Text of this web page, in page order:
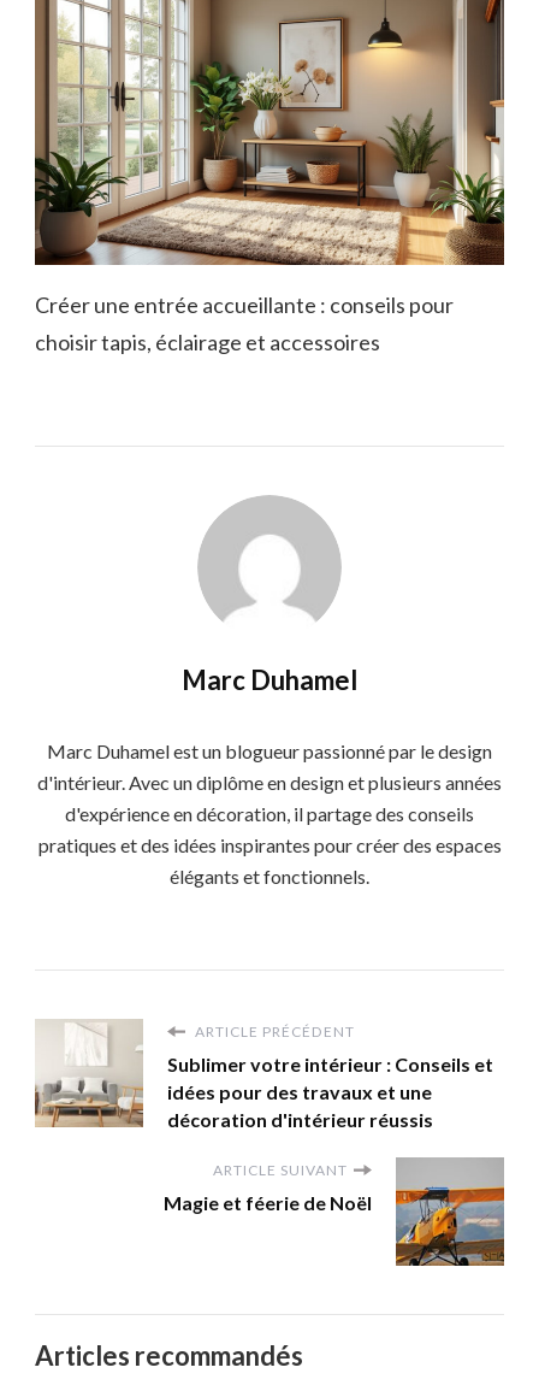
Créer une entrée accueillante : conseils pour
choisir tapis, éclairage et accessoires
Marc Duhamel
Marc Duhamel est un blogueur passionné par le design
d'intérieur. Avec un diplôme en design et plusieurs années
d'expérience en décoration, il partage des conseils
pratiques et des idées inspirantes pour créer des espaces
élégants et fonctionnels.
ARTICLE PRÉCÉDENT
Sublimer votre intérieur : Conseils et
idées pour des travaux et une
décoration d'intérieur réussis
ARTICLE SUIVANT
Magie et féerie de Noël
Articles recommandés